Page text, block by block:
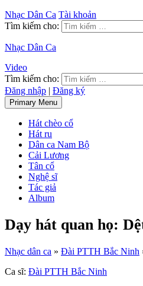
Nhạc Dân Ca Tài khoản
Tìm kiếm cho:
Nhạc Dân Ca
Video
Tìm kiếm cho:
Đăng nhập | Đăng ký
Primary Menu
Hát chèo cổ
Hát ru
Dân ca Nam Bộ
Cải Lương
Tân cổ
Nghệ sĩ
Tác giả
Album
Dạy hát quan họ:
Nhạc dân ca » Đài PTTH Bắc Ninh
Ca sĩ: Đài PTTH Bắc Ninh